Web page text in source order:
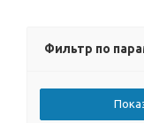
Фильтр по